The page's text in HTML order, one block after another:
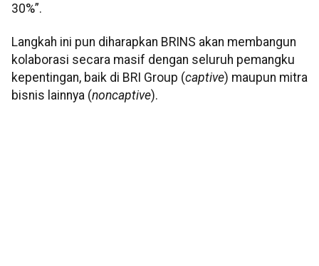
30%”.
Langkah ini pun diharapkan BRINS akan membangun
kolaborasi secara masif dengan seluruh pemangku
kepentingan, baik di BRI Group (captive) maupun mitra
bisnis lainnya (noncaptive).